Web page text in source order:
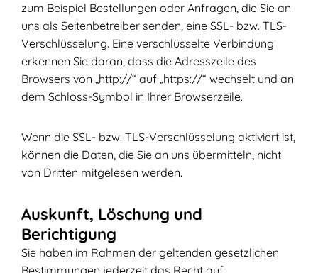
zum Beispiel Bestellungen oder Anfragen, die Sie an
uns als Seitenbetreiber senden, eine SSL- bzw. TLS-
Verschlüsselung. Eine verschlüsselte Verbindung
erkennen Sie daran, dass die Adresszeile des
Browsers von „http://“ auf „https://“ wechselt und an
dem Schloss-Symbol in Ihrer Browserzeile.
Wenn die SSL- bzw. TLS-Verschlüsselung aktiviert ist,
können die Daten, die Sie an uns übermitteln, nicht
von Dritten mitgelesen werden.
Auskunft, Löschung und
Berichtigung
Sie haben im Rahmen der geltenden gesetzlichen
Bestimmungen jederzeit das Recht auf